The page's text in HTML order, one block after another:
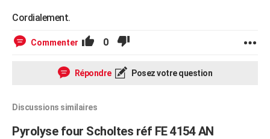
Cordialement.
Commenter 0
Répondre Posez votre question
Discussions similaires
Pyrolyse four Scholtes réf FE 4154 AN